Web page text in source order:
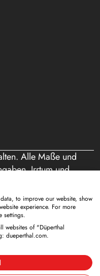
Alle Maße und
Irrtum und
richtet sich
im Sinne des § 14
findet nicht statt.
und eine etwaige
als Unternehmer
to improve our website, show
experience. For more
settings.
websites of "Düperthal
dueperthal.com.